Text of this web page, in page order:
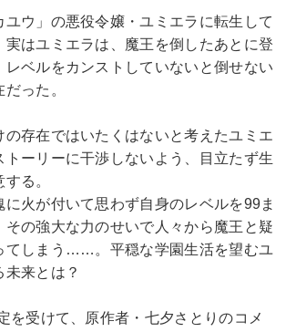
ユウ」の悪役令嬢・ユミエラに転生して
実はユミエラは、魔王を倒したあとに登
レベルをカンストしていないと倒せない
った。
の存在ではいたくはないと考えたユミエ
トーリーに干渉しないよう、目立たず生
る。
に火が付いて思わず自身のレベルを99ま
その強大な力のせいで人々から魔王と疑
てしまう……。平穏な学園生活を望むユ
未来とは？
を受けて、原作者・七夕さとりのコメ